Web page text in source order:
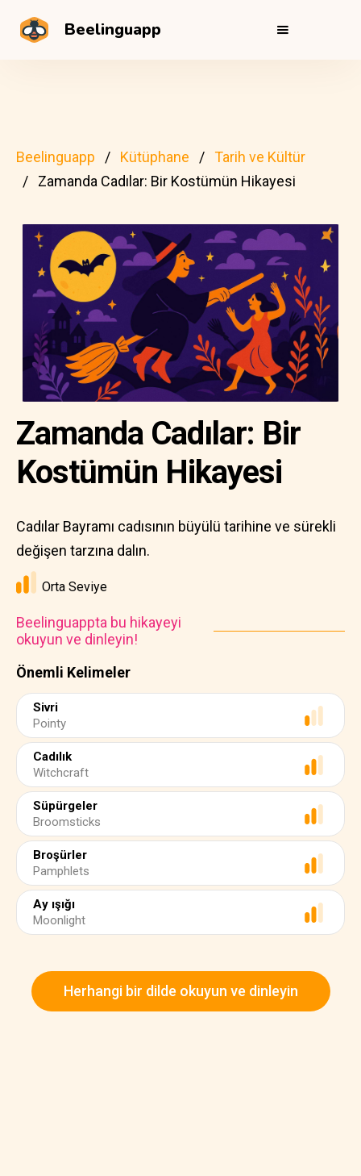
Beelinguapp
Beelinguapp Kütüphane
Tarih ve Kültür
Zamanda Cadılar: Bir Kostümün Hikayesi
Önemli Kelimeler
Sivri
Pointy
Cadılık
Witchcraft
Süpürgeler
Broomsticks
Broşürler
Pamphlets
Ay ışığı
Moonlight
Zamanda Cadılar: Bir
Kostümün Hikayesi
Cadılar Bayramı cadısının büyülü tarihine ve sürekli
değişen tarzına dalın.
Orta Seviye
Beelinguappta bu hikayeyi
okuyun ve dinleyin!
Herhangi bir dilde okuyun ve dinleyin